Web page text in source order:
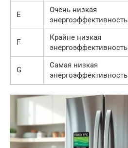
E
Очень низкая
энергоэффективность
F
Крайне низкая
энергоэффективность
G
Самая низкая
энергоэффективность